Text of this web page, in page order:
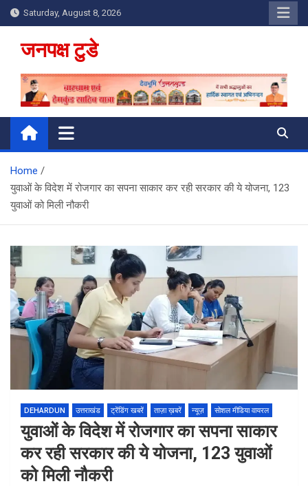
Skip
to
content
Saturday, August 8, 2026
जनपक्ष टुडे
Home
युवाओं के विदेश में रोजगार का सपना साकार कर रही सरकार की ये योजना, 123
युवाओं को मिली नौकरी
DEHARDUN उत्तराखंड ट्रेंडिंग खबरें ताज़ा ख़बरें न्यूज़ सोशल मीडिया वायरल
युवाओं के विदेश में रोजगार का सपना साकार
कर रही सरकार की ये योजना, 123 युवाओं
को मिली नौकरी